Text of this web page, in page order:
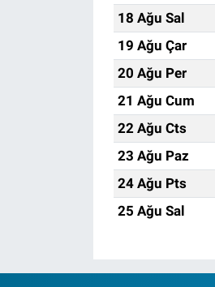
18 Ağu Sal
19 Ağu Çar
20 Ağu Per
21 Ağu Cum
22 Ağu Cts
23 Ağu Paz
24 Ağu Pts
25 Ağu Sal